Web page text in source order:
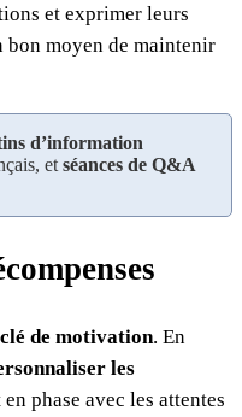
et exprimer leurs
bon moyen de maintenir
d’information
et séances de Q&A
de motivation. En
les
phase avec les attentes